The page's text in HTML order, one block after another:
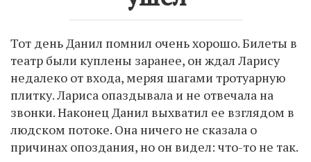
Тот день Данил помнил очень хорошо. Билеты в
театр были куплены заранее, он ждал Ларису
недалеко от входа, меряя шагами тротуарную
плитку. Лариса опаздывала и не отвечала на
звонки. Наконец Данил выхватил ее взглядом в
людском потоке. Она ничего не сказала о
причинах опоздания, но он видел: что-то не так.